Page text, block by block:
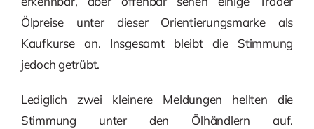
Ölpreise unter dieser Orientierungsmarke als
Kaufkurse an. Insgesamt bleibt die Stimmung
jedoch getrübt.
Lediglich zwei kleinere Meldungen hellten die
Stimmung unter den Ölhändlern auf.